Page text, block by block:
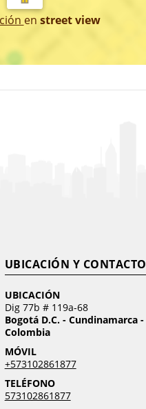
en street view
UBICACIÓN Y CONTACTO
UBICACIÓN
Dig 77b # 119a-68
Bogotá D.C. - Cundinamarca -
Colombia
MÓVIL
+573102861877
TELÉFONO
573102861877